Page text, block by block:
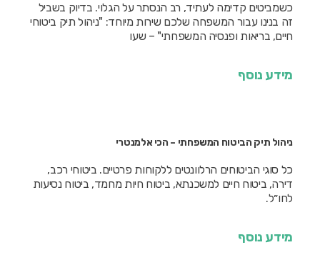
כשמביטים קדימה לעתיד, רב הנסתר על הגלוי. בדיוק בשביל
זה בנינו עבור המשפחה שלכם שירות מיוחד: "ניהול תיק ביטוחי
חיים, בריאות ופנסיה המשפחתי" – שעו
מידע נוסף
ניהול תיק הביטוח המשפחתי – הכי אלמנטרי
כל סוגי הביטוחים הרלוונטים ללקוחות פרטיים. ביטוחי רכב,
דירה, ביטוח חיים למשכנתא, ביטוח חיות מחמד, ביטוח נסיעות
לחו״ל.
מידע נוסף